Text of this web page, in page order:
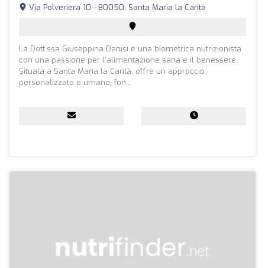
Via Polveriera 10 - 80050, Santa Maria la Carità
La Dott.ssa Giuseppina Danisi è una biometrica nutrizionista
con una passione per l'alimentazione sana e il benessere.
Situata a Santa Maria la Carità, offre un approccio
personalizzato e umano, fon...